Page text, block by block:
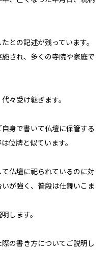
との記述が残っています。
され、多くの寺院や家庭で
々受け継ぎます。
身で書いて仏壇に保管する
位牌と似ています。
仏壇に祀られているのに対
が強く、普段は仕舞いこま
します。
の書き方についてご説明し